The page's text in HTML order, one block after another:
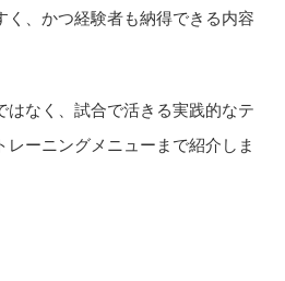
く、かつ経験者も納得できる内容
はなく、試合で活きる実践的なテ
レーニングメニューまで紹介しま